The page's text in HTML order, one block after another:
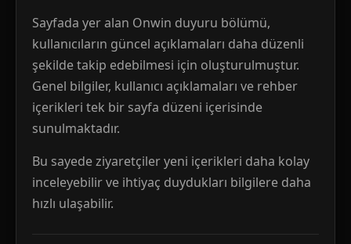
Sayfada yer alan Onwin duyuru bölümü,
kullanıcıların güncel açıklamaları daha düzenli
şekilde takip edebilmesi için oluşturulmuştur.
Genel bilgiler, kullanıcı açıklamaları ve rehber
içerikleri tek bir sayfa düzeni içerisinde
sunulmaktadır.
Bu sayede ziyaretçiler yeni içerikleri daha kolay
inceleyebilir ve ihtiyaç duydukları bilgilere daha
hızlı ulaşabilir.